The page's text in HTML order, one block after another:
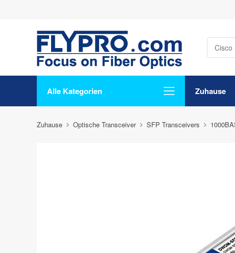
Alle Kategorien Zuhause
Zuhause Optische Transceiver SFP Transceivers